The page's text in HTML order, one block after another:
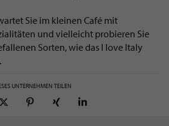
Sie im kleinen Café mit
und vielleicht probieren Sie
Sorten, wie das I love Italy
UNTERNEHMEN TEILEN